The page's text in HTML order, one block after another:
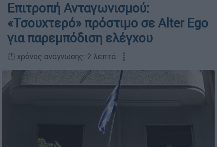
Επιτροπή Ανταγωνισμού:
«Τσουχτερό» πρόστιμο σε Alter Ego
για παρεμπόδιση ελέγχου
🕛 χρόνος ανάγνωσης: 2 λεπτά ┋